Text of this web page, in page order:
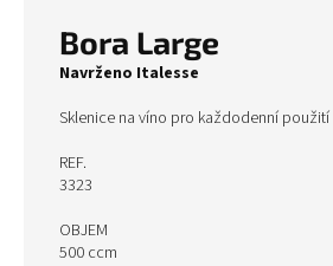
Bora Large
Navrženo Italesse
Sklenice na víno pro každodenní použití
REF.
3323
OBJEM
500 ccm